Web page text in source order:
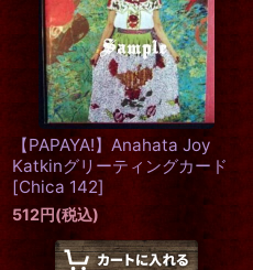
【PAPAYA!】Anahata Joy
Katkinグリーティングカード
[Chica 142]
512円(税込)